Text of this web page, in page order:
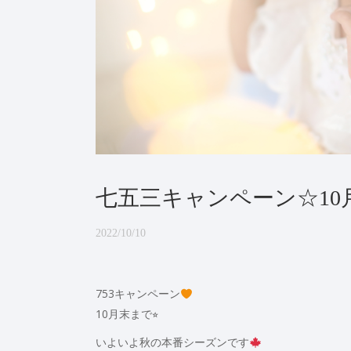
七五三キャンペーン☆10
2022/10/10
753キャンペーン
10月末まで⭐︎
いよいよ秋の本番シーズンです